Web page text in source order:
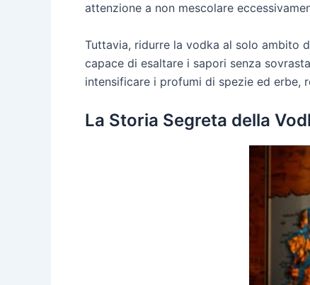
attenzione a non mescolare
Tuttavia, ridurre la vodka al solo ambito
capace di esaltare i sapori senza
intensificare i profumi di spezie ed erbe,
La Storia Segreta della